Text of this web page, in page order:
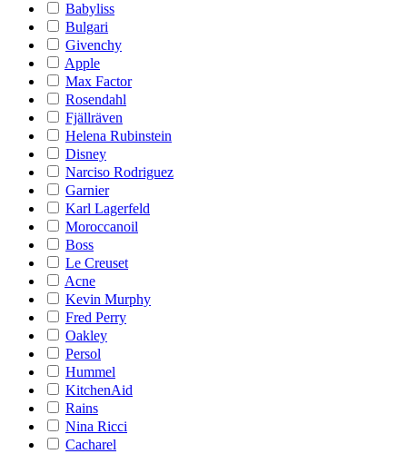
Babyliss
Bulgari
Givenchy
Apple
Max Factor
Rosendahl
Fjällräven
Helena Rubinstein
Disney
Narciso Rodriguez
Garnier
Karl Lagerfeld
Moroccanoil
Boss
Le Creuset
Acne
Kevin Murphy
Fred Perry
Oakley
Persol
Hummel
KitchenAid
Rains
Nina Ricci
Cacharel